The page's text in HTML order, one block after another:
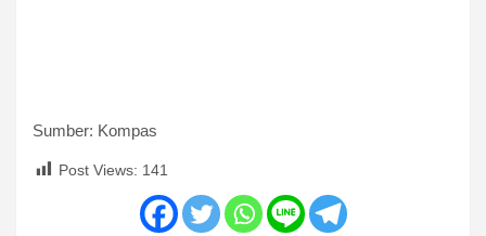
Sumber: Kompas
Post Views: 141